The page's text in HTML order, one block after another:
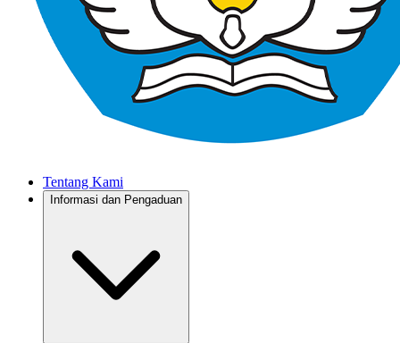
Tentang Kami
Informasi dan Pengaduan